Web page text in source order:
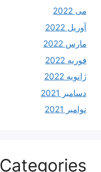
می 2022
آوریل 2022
مارس 2022
فوریه 2022
ژانویه 2022
دسامبر 2021
نوامبر 2021
Categories